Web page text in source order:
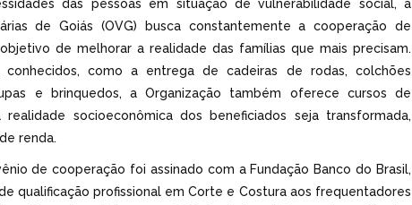
das pessoas em situação de vulnerabilidade social, a
de Goiás (OVG) busca constantemente a cooperação de
de melhorar a realidade das famílias que mais precisam.
como a entrega de cadeiras de rodas, colchões
e brinquedos, a Organização também oferece cursos de
socioeconômica dos beneficiados seja transformada,
renda.
de cooperação foi assinado com a Fundação Banco do Brasil,
qualificação profissional em Corte e Costura aos frequentadores